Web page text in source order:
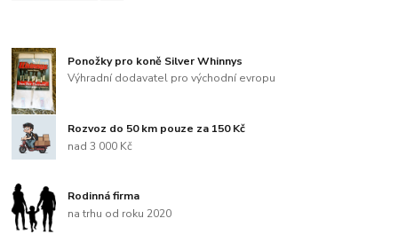
Ponožky pro koně Silver Whinnys
Výhradní dodavatel pro východní evropu
Rozvoz do 50 km pouze za 150 Kč
nad 3 000 Kč
Rodinná firma
na trhu od roku 2020